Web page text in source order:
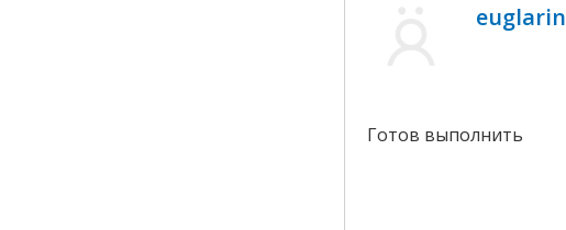
euglarin
Готов выполнить